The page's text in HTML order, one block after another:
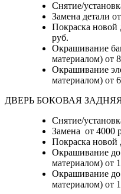
Снятие/
Замена детали
Покраска новой
руб.
Окрашивание
материалом) от
Окрашивание
материалом) от
ДВЕРЬ БОКОВАЯ
Снятие/
Замена от 4000
Покраска новой
Окрашивание
материалом) от
Окрашивание
материалом) от